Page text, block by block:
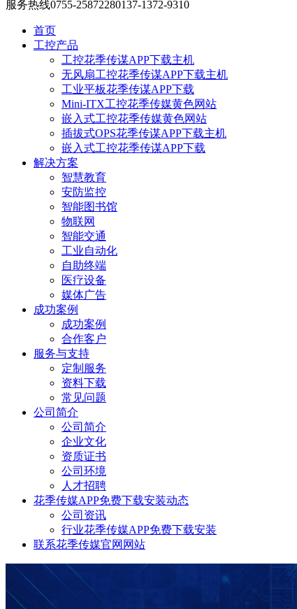
服务热线0755-25872280137-1372-9310
首页
工控产品
工控花季传谋APP下载主机
无风扇工控花季传谋APP下载主机
工业平板花季传谋APP下载
Mini-ITX工控花季传媒黄色网站
嵌入式工控花季传媒黄色网站
插拔式OPS花季传谋APP下载主机
嵌入式工控花季传谋APP下载
解决方案
智慧教育
安防监控
智能图书馆
物联网
智能交通
工业自动化
自助终端
医疗设备
媒体广告
成功案例
成功案例
合作客户
服务与支持
定制服务
资料下载
常见问题
公司简介
公司简介
企业文化
资质证书
公司环境
人才招聘
花季传媒APP免费下载安装动态
公司资讯
行业花季传媒APP免费下载安装
联系花季传媒官网网站